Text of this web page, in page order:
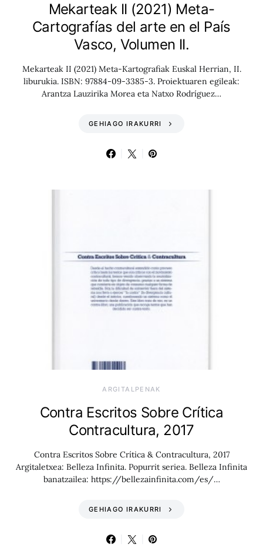
Mekarteak II (2021) Meta-
Cartografías del arte en el País
Vasco, Volumen II.
Mekarteak II (2021) Meta-Kartografiak Euskal Herrian, II.
liburukia. ISBN: 97884-09-3385-3. Proiektuaren egileak:
Arantza Lauzirika Morea eta Natxo Rodríguez…
GEHIAGO IRAKURRI
ARGITALPENAK
Contra Escritos Sobre Crítica
Contracultura, 2017
Contra Escritos Sobre Crítica & Contracultura, 2017
Argitaletxea: Belleza Infinita. Popurrit seriea. Belleza Infinita
banatzailea: https://bellezainfinita.com/es/…
GEHIAGO IRAKURRI